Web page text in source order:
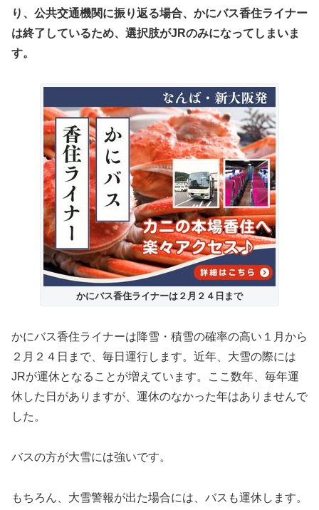
り、公共交通機関に振り返る場合、かにバス香住ライナー
は終了しているため、選択肢がJRのみになってしまいま
す。
かにバス香住ライナーは２月２４日まで
かにバス香住ライナーは降雪・積雪の確率の高い１月から
２月２４日まで、毎日運行します。近年、大雪の際には
JRが運休となることが増えています。ここ数年、毎年運
休した日がありますが、運休のなかった年はありませんで
した。
バスの方が大雪には強いです。
もちろん、大雪警報が出た場合には、バスも運休します。